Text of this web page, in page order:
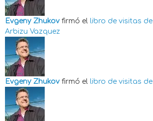
Evgeny Zhukov firmó el libro de visitas de
Arbizu Vazquez
Evgeny Zhukov firmó el libro de visitas de